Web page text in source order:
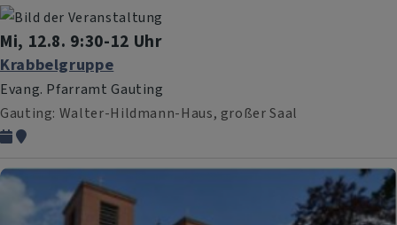
Mi, 12.8. 9:30-12 Uhr
Krabbelgruppe
Evang. Pfarramt Gauting
Gauting Walter-Hildmann-Haus, großer Saal